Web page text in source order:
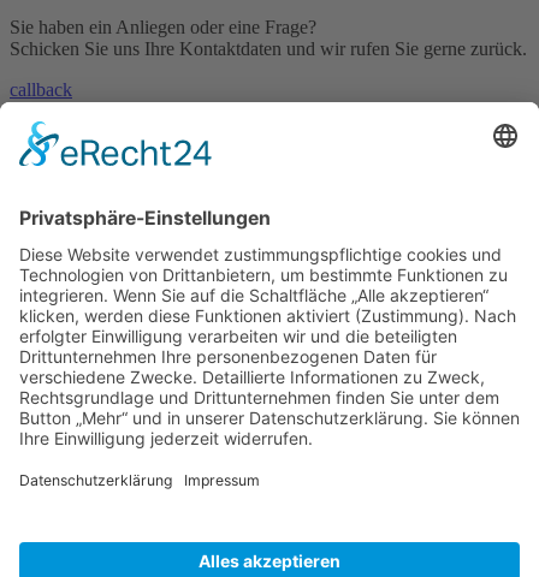
Sie haben ein Anliegen oder eine Frage?
Schicken Sie uns Ihre Kontaktdaten und wir rufen Sie gerne zurück.
callback
» Kontakt aufnehmen
contact
»Skype
Und es geht auch per Skype!
Rufen Sie uns einfach an - natürlich weltweit zum Null-Tarif!
© 2023 – HANNL Customs Consulting
Basismenu
Impressum
Datenschutzerklärung